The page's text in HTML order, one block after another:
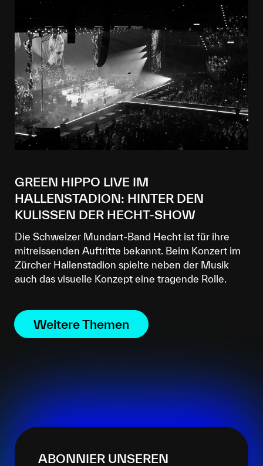
GREEN HIPPO LIVE IM
HALLENSTADION: HINTER DEN
KULISSEN DER HECHT-SHOW
Die Schweizer Mundart-Band Hecht ist für ihre
mitreissenden Auftritte bekannt. Beim Konzert im
Zürcher Hallenstadion spielte neben der Musik
auch das visuelle Konzept eine tragende Rolle.
Weitere Themen
ABONNIER UNSEREN